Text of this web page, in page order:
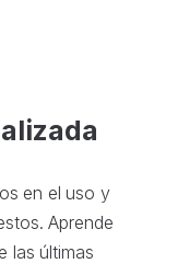
en el uso y
Aprende
las últimas